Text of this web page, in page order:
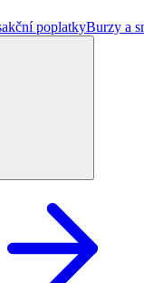
poplatkyBurzy a